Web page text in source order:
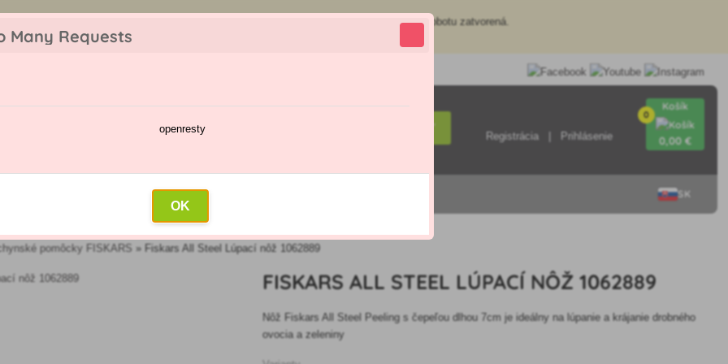
Many Requests
openresty
OK
Tovar skladom pripravíme do 30 min na základe objednávky. Predajňa je v sobotu zatvorená.
Hľadať
Registrácia Prihlásenie
0
Košík
0,00 €
SK
Kalendár postrekov Veľkoobchod
pomôcky FISKARS » Fiskars All Steel Lúpací nôž 1062889
FISKARS ALL STEEL LÚPACÍ NÔŽ 1062889
Nôž Fiskars All Steel Peeling s čepeľou dlhou 7cm je ideálny na lúpanie a krájanie drobného
ovocia a zeleniny